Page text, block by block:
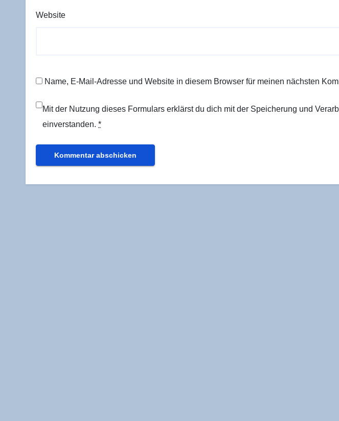
Website
Name, E-Mail-Adresse und Website in diesem Browser für meinen nächsten
Mit der Nutzung dieses Formulars erklärst du dich mit der Speicherung und
einverstanden. *